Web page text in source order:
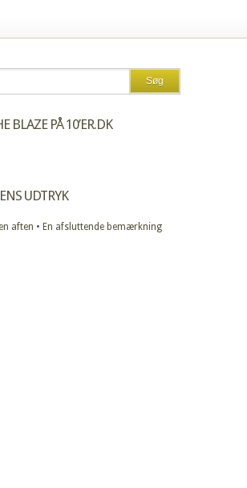
BLAZE PÅ 10’ER.DK
UDTRYK
aften • En afsluttende bemærkning